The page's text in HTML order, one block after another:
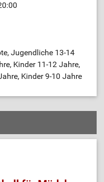
Jugendliche 13-14
Kinder 11-12 Jahre,
Kinder 9-10 Jahre